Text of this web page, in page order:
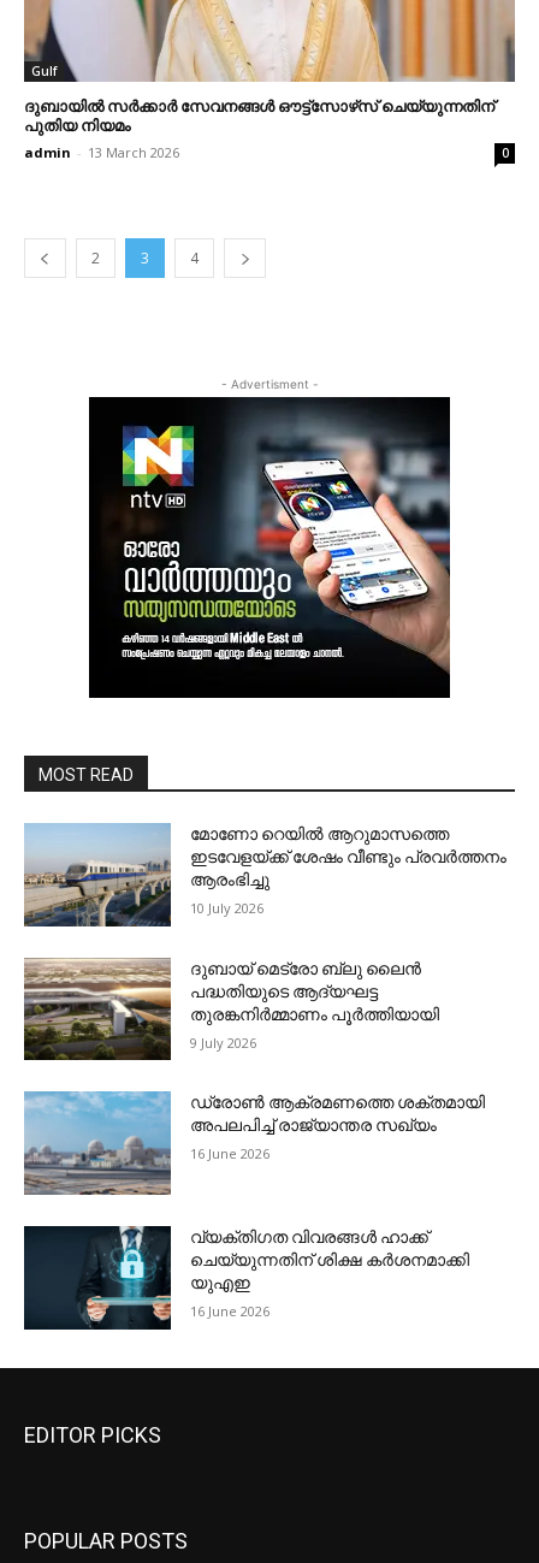
Gulf
ദുബായില്‍ സര്‍ക്കാര്‍ സേവനങ്ങള്‍ ഔട്ട്‌സോഴ്‌സ് ചെയ്യുന്നതിന്
പുതിയ നിയമം
admin - 13 March 2026 0
2 3 4
- Advertisment -
MOST READ
മോണോ റെയില്‍ ആറുമാസത്തെ
ഇടവേളയ്ക്ക് ശേഷം വീണ്ടും പ്രവര്‍ത്തനം
ആരംഭിച്ചു
10 July 2026
ദുബായ് മെട്രോ ബ്ലു ലൈന്‍
പദ്ധതിയുടെ ആദ്യഘട്ട
തുരങ്കനിര്‍മ്മാണം പൂര്‍ത്തിയായി
9 July 2026
ഡ്രോണ്‍ ആക്രമണത്തെ ശക്തമായി
അപലപിച്ച് രാജ്യാന്തര സഖ്യം
16 June 2026
വ്യക്തിഗത വിവരങ്ങള്‍ ഹാക്ക്
ചെയ്യുന്നതിന് ശിക്ഷ കര്‍ശനമാക്കി
യുഎഇ
16 June 2026
EDITOR PICKS
POPULAR POSTS